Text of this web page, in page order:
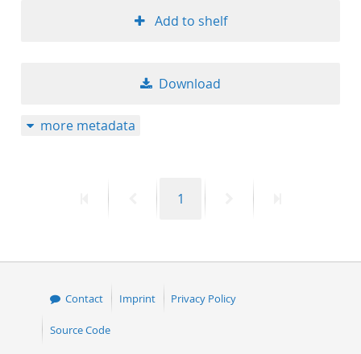
Add to shelf
Download
more metadata
PreviousPage
1
Contact Imprint Privacy Policy
Source Code